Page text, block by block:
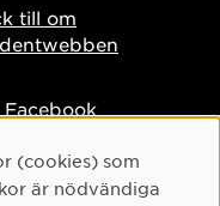
till om
Facebook
TikTok
(cookies) som
är nödvändiga